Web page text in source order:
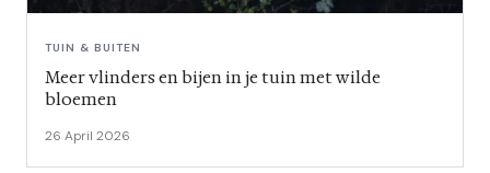
TUIN & BUITEN
Meer vlinders en bijen in je tuin met wilde
bloemen
26 April 2026